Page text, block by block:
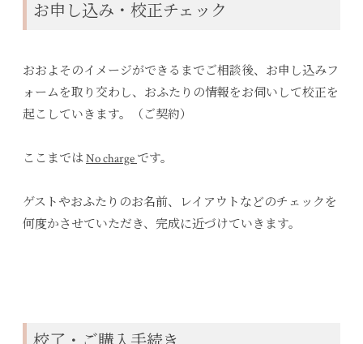
お申し込み・校正チェック
おおよそのイメージができるまでご相談後、お申し込みフ
ォームを取り交わし、おふたりの情報をお伺いして校正を
起こしていきます。（ご契約）
ここまではNo charge です。
ゲストやおふたりのお名前、レイアウトなどのチェックを
何度かさせていただき、完成に近づけていきます。